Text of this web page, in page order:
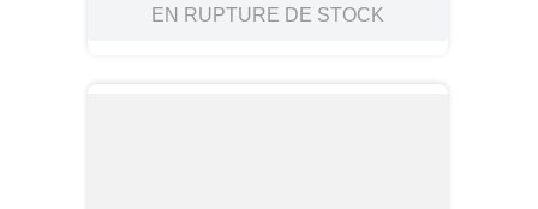
EN RUPTURE DE STOCK